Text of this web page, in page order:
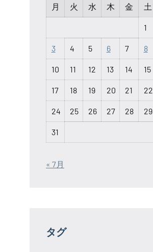
月
火 水 木 金 土
1
3 4 5 6 7 8
10 11 12 13 14 15
17 18 19 20 21 22
24 25 26 27 28 29
31
« 7月
タグ